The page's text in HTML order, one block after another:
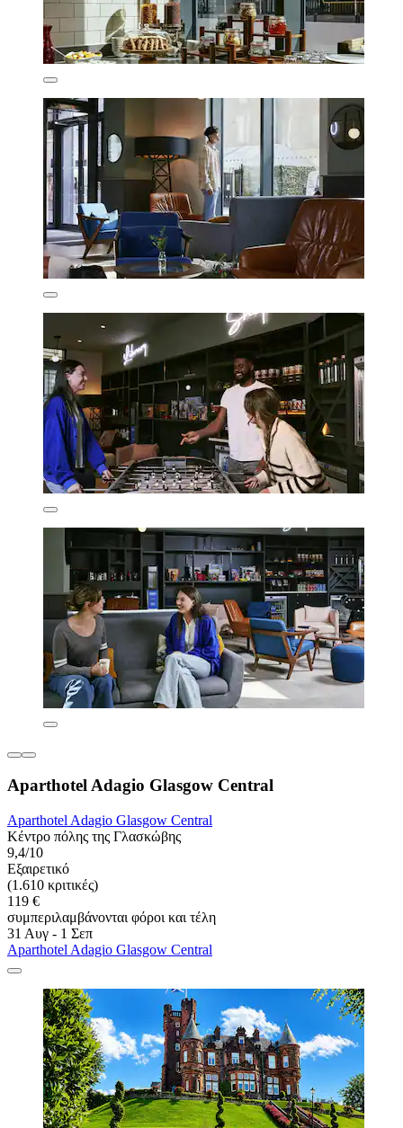
Aparthotel Adagio Glasgow Central
Aparthotel Adagio Glasgow Central
Κέντρο πόλης της Γλασκώβης
9,4/10
Εξαιρετικό
(1.610 κριτικές)
119 €
συμπεριλαμβάνονται φόροι και τέλη
31 Αυγ - 1 Σεπ
Aparthotel Adagio Glasgow Central